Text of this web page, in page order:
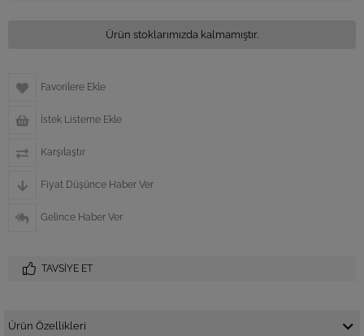
Ürün stoklarımızda kalmamıştır.
Favorilere Ekle
İstek Listeme Ekle
Karşılaştır
Fiyat Düşünce Haber Ver
Gelince Haber Ver
TAVSIYE ET
Ürün Özellikleri